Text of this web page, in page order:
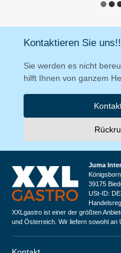
Kontaktieren Sie uns!!
Sie werden es nicht
hilft Ihnen von ganzem
Juma
39175
USt-ID:
XXLgastro ist einer der größten
und Österreich. Wir liefern sowohl an